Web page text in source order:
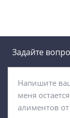
Задайте